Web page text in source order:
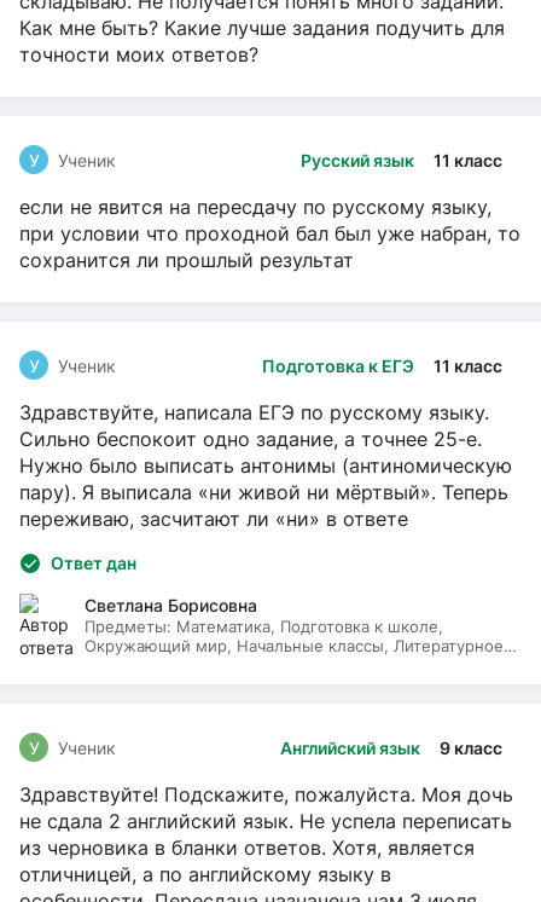
Как мне быть? Какие лучше задания подучить для
точности моих ответов?
Русский язык 11 класс
У Ученик
если не явится на пересдачу по русскому языку,
при условии что проходной бал был уже набран, то
сохранится ли прошлый результат
Подготовка к ЕГЭ 11 класс
У Ученик
Здравствуйте, написала ЕГЭ по русскому языку.
Сильно беспокоит одно задание, а точнее 25-е.
Нужно было выписать антонимы (антиномическую
пару). Я выписала «ни живой ни мёртвый». Теперь
переживаю, засчитают ли «ни» в ответе
Ответ дан
Светлана Борисовна
Предметы: Математика, Подготовка к школе,
Окружающий мир, Начальные классы, Литературное
Английский язык 9 класс
У Ученик
Здравствуйте! Подскажите, пожалуйста. Моя дочь
не сдала 2 английский язык. Не успела переписать
из черновика в бланки ответов. Хотя, является
отличницей, а по английскому языку в